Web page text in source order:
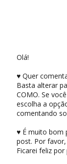
Olá!
♥ Quer
Basta alterar
COMO. Se
escolha a
comentando
♥ É muito bom
post. Por
Ficarei feliz